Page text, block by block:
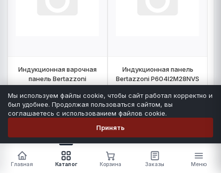
Индукционная варочная
панель Bertazzoni
Количество:16 шт
- +
Индукционная панель
Bertazzoni P604I2M28NVS
Количество: 34
- +
Главная Каталог Корзина Заказы Меню
Мы используем файлы cookie, чтобы сайт работал корректно и
был удобнее. Продолжая пользоваться сайтом, вы
соглашаетесь с использованием файлов cookie.
Принять